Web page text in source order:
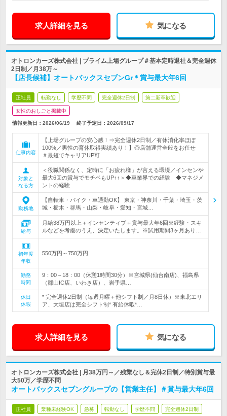
求人詳細を見る 気になる
オトロンカーズ株式会社 | プライム上場グループ＃基本定時退社＆完全週休
2日制／月38万～
【店長候補】オートバックスセブンGr＊賞与最大年6回
正社員 転勤なし 学歴不問 完全週休2日制 第二新卒歓迎
女性のおしごと掲載中
情報更新日：2026/06/19 終了予定日： 2026/09/17
仕事内容
【上場グループの安心感！⇒完全週休2日制／有休消化率ほぼ
100%／男性の育休取得実績あり！】◎店舗運営全般をお任せ
＃最短でキャリアUP可
対象と
なる方
＜役職関係なく、定時に「お疲れ様」が言える環境／インセンや
最大6回の賞与でモチベもUP↑↑＞◆車業界での経験 ◆マネジメ
ントの経験
勤務地
【自転車・バイク・車通勤OK】 東京・神奈川・千葉・埼玉・茨
城・栃木・群馬・山梨・岐阜・愛知・宮城…
給与
月給38万円以上＋インセンティブ＋賞与最大年6回※経験・スキ
ルなどを考慮のうえ、決定いたします。※試用期間3ヶ月あり…
初年度
年収
550万円～750万円
勤務
時間
9：00～18：00（休憩1時間30分）※宮城県(仙台南店)、福島県
（郡山IC店、いわき店）、岩手県…
休日
休暇
* 完全週休2日制（毎週月曜＋他シフト制／月8日休）※東北エリ
ア、大垣店は完全シフト制* 有給休暇*…
求人詳細を見る 気になる
オトロンカーズ株式会社 | 月38万円～／残業なし＆完休2日制／特別賞与最
大50万／学歴不問
オートバックスセブングループの【営業主任】＃賞与最大年6回
正社員 業種未経験OK 急募 転勤なし 学歴不問 完全週休2日制